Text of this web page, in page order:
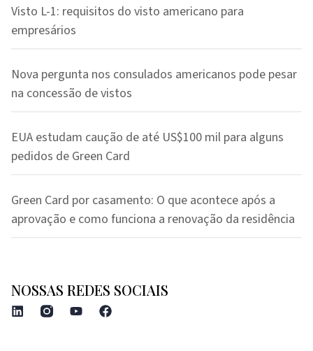
Visto L-1: requisitos do visto americano para
empresários
Nova pergunta nos consulados americanos pode pesar
na concessão de vistos
EUA estudam caução de até US$100 mil para alguns
pedidos de Green Card
Green Card por casamento: O que acontece após a
aprovação e como funciona a renovação da residência
NOSSAS REDES SOCIAIS